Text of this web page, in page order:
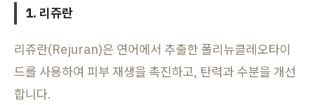
1. 리쥬란
리쥬란(Rejuran)은 연어에서 추출한 폴리뉴클레오타이
드를 사용하여 피부 재생을 촉진하고, 탄력과 수분을 개선
합니다.